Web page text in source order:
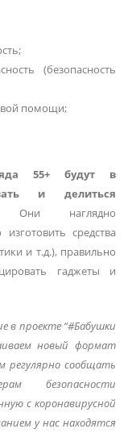
(безопасность
помощи;
55+ будут в
и делиться
Они наглядно
средства
и т.д.), правильно
гаджеты и
в проекте “#Бабушки
новый формат
регулярно сообщать
безопасности
с коронавирусной
у нас находятся